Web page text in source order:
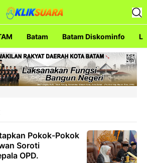
Batam Batam Diskominfo
Pokok-Pokok
Soroti
OPD.